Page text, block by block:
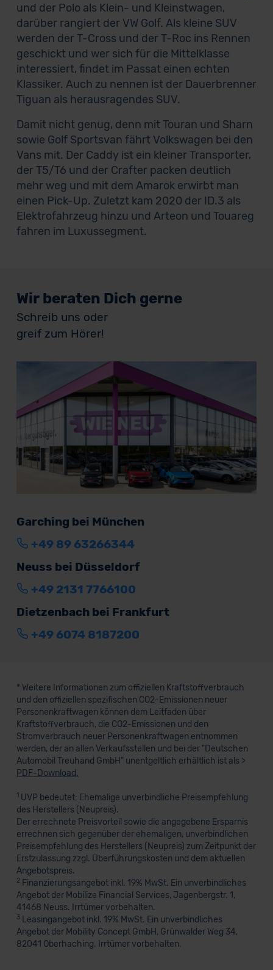
und der Polo als Klein- und Kleinstwagen,
darüber rangiert der VW Golf. Als kleine SUV
werden der T-Cross und der T-Roc ins Rennen
geschickt und wer sich für die Mittelklasse
interessiert, findet im Passat einen echten
Klassiker. Auch zu nennen ist der Dauerbrenner
Tiguan als herausragendes SUV.
Damit nicht genug, denn mit Touran und Sharn
sowie Golf Sportsvan fährt Volkswagen bei den
Vans mit. Der Caddy ist ein kleiner Transporter,
der T5/T6 und der Crafter packen deutlich
mehr weg und mit dem Amarok erwirbt man
einen Pick-Up. Zuletzt kam 2020 der ID.3 als
Elektrofahrzeug hinzu und Arteon und Touareg
fahren im Luxussegment.
Wir beraten Dich gerne
Schreib uns oder
greif zum Hörer!
Garching bei München
+49 89 63266344
Neuss bei Düsseldorf
+49 2131 7766100
Dietzenbach bei Frankfurt
+49 6074 8187200
* Weitere Informationen zum offiziellen Kraftstoffverbrauch
und den offiziellen spezifischen CO2-Emissionen neuer
Personenkraftwagen können dem Leitfaden über
Kraftstoffverbrauch, die CO2-Emissionen und den
Stromverbrauch neuer Personenkraftwagen entnommen
werden, der an allen Verkaufsstellen und bei der "Deutschen
Automobil Treuhand GmbH" unentgeltlich erhältlich ist als >
PDF-Download.
1UVP bedeutet: Ehemalige unverbindliche Preisempfehlung
des Herstellers (Neupreis).
Der errechnete Preisvorteil sowie die angegebene Ersparnis
errechnen sich gegenüber der ehemaligen, unverbindlichen
Preisempfehlung des Herstellers (Neupreis) zum Zeitpunkt der
Erstzulassung zzgl. Überführungskosten und dem aktuellen
Angebotspreis.
2 Finanzierungsangebot inkl. 19% MwSt. Ein unverbindliches
Angebot der Mobilize Financial Services, Jagenbergstr. 1,
41468 Neuss. Irrtümer vorbehalten.
3Leasingangebot inkl. 19% MwSt. Ein unverbindliches
Angebot der Mobility Concept GmbH, Grünwalder Weg 34,
82041 Oberhaching. Irrtümer vorbehalten.